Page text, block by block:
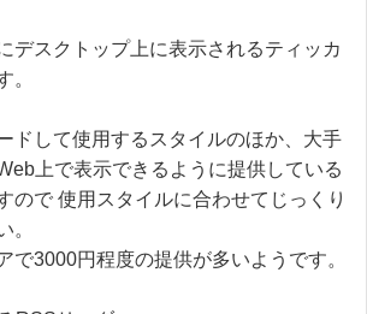
デスクトップ上に表示されるティッカ
。
ドして使用するスタイルのほか、大手
上で表示できるように提供している
ので 使用スタイルに合わせてじっくり
。
で3000円程度の提供が多いようです。